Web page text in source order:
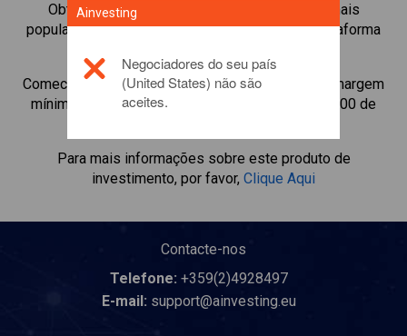
Obtenha acesso instantâneo às Obrigações mais
populares disponíveis diretamente na nossa plataforma
Comece a negociar CFDs deYearn.finance
com margem
mínima de manutenção, melhor execução, até 1:200 de
Para mais informações sobre este produto de
investimento, por favor, Clique Aqui
Contacte-nos
Telefone: +359(2)4928497
E-mail: support@ainvesting.eu
Ainvesting
Negociadores do seu país
(United States) não são
aceites.